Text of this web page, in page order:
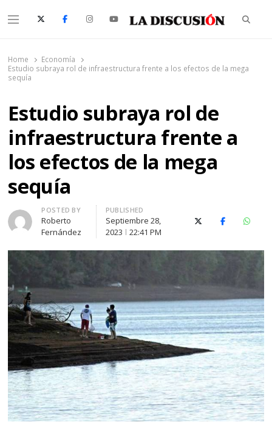
Menu
Home
Economía
Estudio subraya rol de infraestructura frente a los efectos de la mega
sequía
Estudio subraya rol de
infraestructura frente a
los efectos de la mega
sequía
Author
POSTED BY
Roberto
Fernández
PUBLISHED
Septiembre 28,
2023
22:41 PM
X (Twitter)Facebook